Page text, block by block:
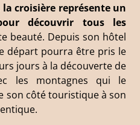
la croisière représente un
découvrir tous les
beauté. Depuis son hôtel
départ pourra être pris le
jours à la découverte de
les montagnes qui le
son côté touristique à son